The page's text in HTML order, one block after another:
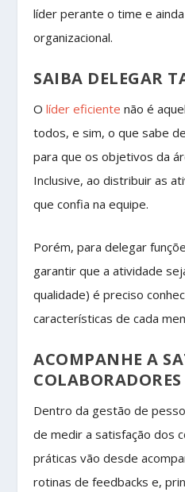
líder perante o time e
organizacional.
SAIBA DELEGAR
O líder eficiente não é
todos, e sim, o que sabe
para que os objetivos da
Inclusive, ao distribuir as
que confia na equipe.
Porém, para delegar
garantir que a atividade
qualidade) é preciso
características de cada
ACOMPANHE A
COLABORADORES
Dentro da gestão de
de medir a satisfação dos
práticas vão desde
rotinas de feedbacks e,